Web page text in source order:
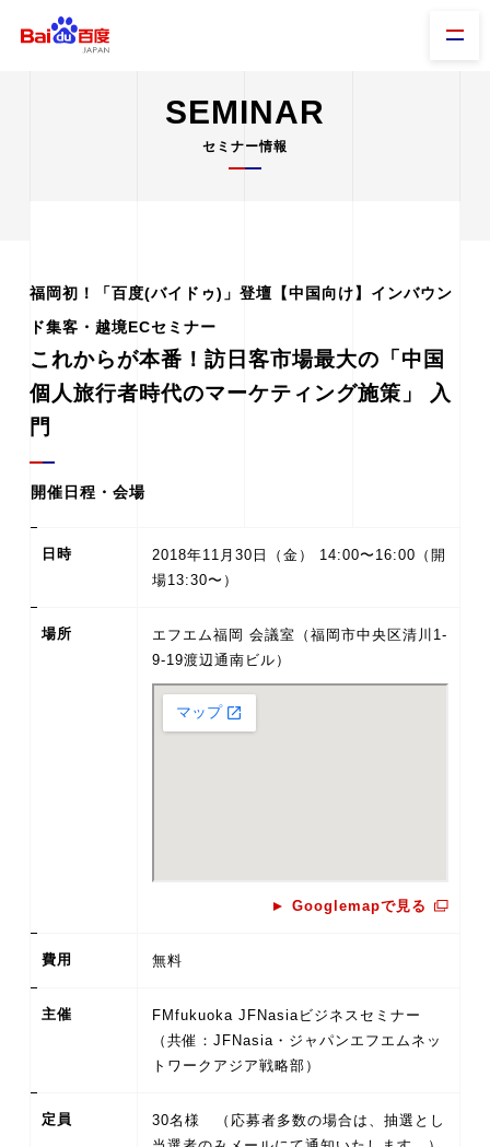
SEMINAR
セミナー情報
福岡初！「百度(バイドゥ)」登壇【中国向け】インバウン
ド集客・越境ECセミナー
これからが本番！訪日客市場最大の「中国
個人旅行者時代のマーケティング施策」 入
開催日程・会場
日時
2018年11月30日（金） 14:00〜16:00（開
場13:30〜）
場所
エフエム福岡 会議室（福岡市中央区清川1-
9-19渡辺通南ビル）
Googlemapで見る
費用 無料
主催
FMfukuoka JFNasiaビジネスセミナー
（共催：JFNasia・ジャパンエフエムネッ
トワークアジア戦略部）
定員
30名様 （応募者多数の場合は、抽選とし